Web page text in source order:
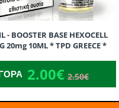
ΣΤΑΜΠΑΣ
- BOOSTER BASE HEXOCELL
20mg 10ML * TPD GREECE *
2.00€ 2.50€
2.00€ 2.50€